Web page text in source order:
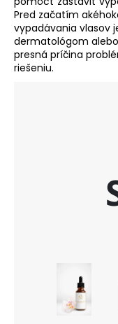
Pred začatím
vypadávania vlasov
dermatológom
presná príčina
riešeniu.